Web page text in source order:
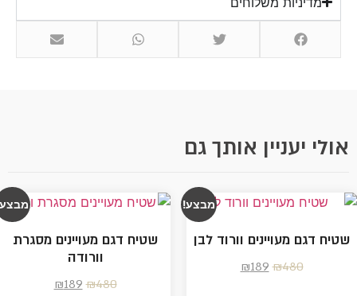
אולי יעניין אותך גם
מבצע!
שטיח דגם מעויינים וורוד לבן
₪480
₪189
מבצע!
שטיח דגם מעויינים מסגרת
וורודה
₪480
₪189